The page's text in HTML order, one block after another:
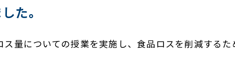
た。
量についての授業を実施し、食品ロスを削減する